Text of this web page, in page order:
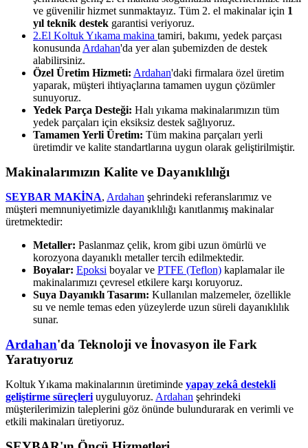
ve güvenilir hizmet sunmaktayız. Tüm 2. el makinalar için 1
yıl teknik destek garantisi veriyoruz.
2.El Koltuk Yıkama makina tamiri, bakımı, yedek parçası
konusunda Ardahan'da yer alan şubemizden de destek
alabilirsiniz.
Özel Üretim Hizmeti: Ardahan'daki firmalara özel üretim
yaparak, müşteri ihtiyaçlarına tamamen uygun çözümler
sunuyoruz.
Yedek Parça Desteği: Halı yıkama makinalarımızın tüm
yedek parçaları için eksiksiz destek sağlıyoruz.
Tamamen Yerli Üretim: Tüm makina parçaları yerli
üretimdir ve kalite standartlarına uygun olarak geliştirilmiştir.
Makinalarımızın Kalite ve Dayanıklılığı
SEYBAR MAKİNA, Ardahan şehrindeki referanslarımız ve
müşteri memnuniyetimizle dayanıklılığı kanıtlanmış makinalar
üretmektedir:
Metaller: Paslanmaz çelik, krom gibi uzun ömürlü ve
korozyona dayanıklı metaller tercih edilmektedir.
Boyalar: Epoksi boyalar ve PTFE (Teflon) kaplamalar ile
makinalarımızı çevresel etkilere karşı koruyoruz.
Suya Dayanıklı Tasarım: Kullanılan malzemeler, özellikle
su ve nemle temas eden yüzeylerde uzun süreli dayanıklılık
sunar.
Ardahan'da Teknoloji ve İnovasyon ile Fark
Yaratıyoruz
Koltuk Yıkama makinalarının üretiminde yapay zekâ destekli
geliştirme süreçleri uyguluyoruz. Ardahan şehrindeki
müşterilerimizin taleplerini göz önünde bulundurarak en verimli ve
etkili makinaları üretiyoruz.